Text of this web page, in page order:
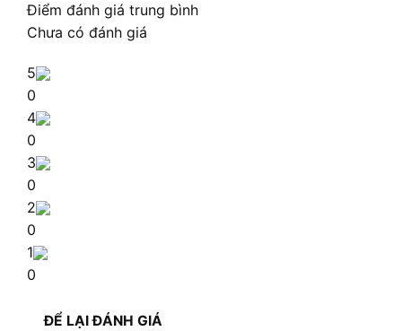
Điểm đánh giá trung bình
Chưa có đánh giá
5
0
4
0
3
0
2
0
1
0
ĐỂ LẠI ĐÁNH GIÁ